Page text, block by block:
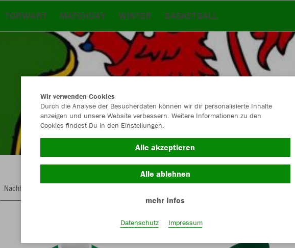
TORWART MATCHDAY WINTER BASKETBALL
Nachhaltig
Wir verwenden Cookies
Durch die Analyse der Besucherdaten können wir dir personalisierte Inhalte
anzeigen und unsere Website verbessern. Weitere Informationen zu den
Cookies findest Du in den Einstellungen.
Alle akzeptieren
Alle ablehnen
mehr Infos
Datenschutz Impressum